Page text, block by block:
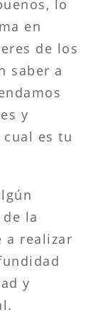
lo
en
de los
saber a
y
es tu
la
a realizar
y